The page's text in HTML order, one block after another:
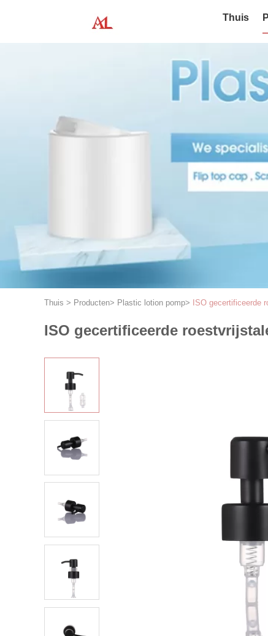
Thuis
Thuis > Producten> Plastic lotion pomp> ISO gecertificeerde
ISO gecertificeerde